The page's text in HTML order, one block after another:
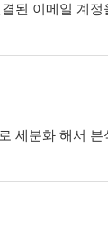
된 이메일 계
세분화 해서